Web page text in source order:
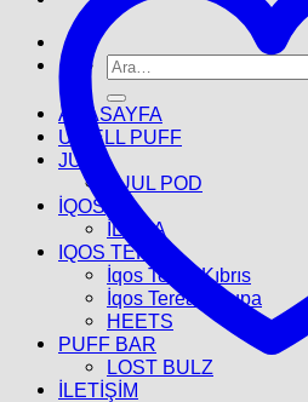
Ara:
ANASAYFA
UWELL PUFF
JUUL
JUUL POD
İQOS
İLUMA
IQOS TEREA
İqos Terea Kıbrıs
İqos Terea Avrupa
HEETS
PUFF BAR
LOST BULZ
İLETİŞİM